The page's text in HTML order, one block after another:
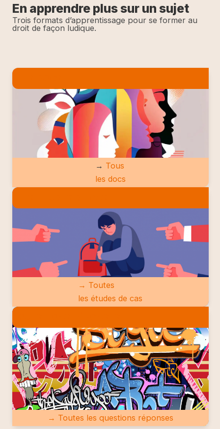
En apprendre plus sur un sujet
Trois formats d’apprentissage pour se former au
droit de façon ludique.
→ Tous
les docs
→ Toutes
les études de cas
→ Toutes les questions réponses